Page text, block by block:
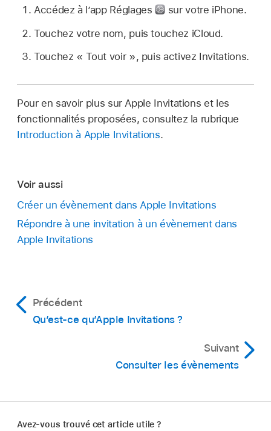
Accédez à l’app Réglages
sur votre iPhone.
Touchez votre nom, puis touchez iCloud.
Touchez « Tout voir », puis activez Invitations.
Pour en savoir plus sur Apple Invitations et les
fonctionnalités proposées, consultez la rubrique
Introduction à Apple Invitations.
Voir aussi
Créer un évènement dans Apple Invitations
Répondre à une invitation à un évènement dans
Apple Invitations
Précédent
Qu’est-ce qu’Apple Invitations ?
Suivant
Consulter les évènements
Avez-vous trouvé cet article utile ?